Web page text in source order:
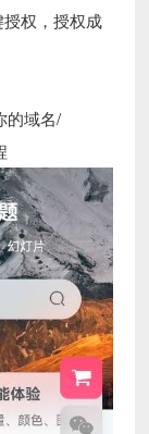
授权，授权成
的域名/